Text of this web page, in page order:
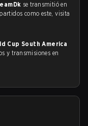
se transmitió en
como este, visita
Cup South America
y transmisiones en